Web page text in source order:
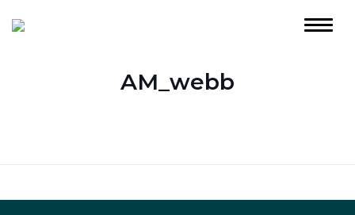
AM_webb